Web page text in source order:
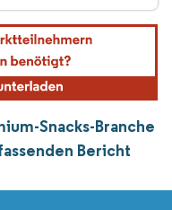
Snacks-Branche
Bericht